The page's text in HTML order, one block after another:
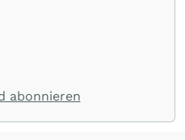
abonnieren